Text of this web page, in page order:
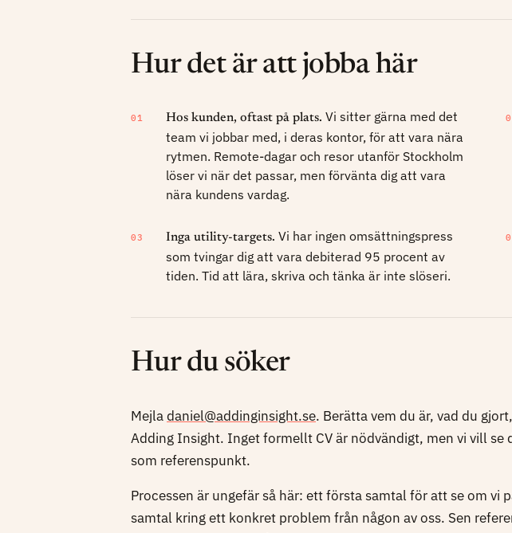
Hur det är att jobba här
01 Hos kunden, oftast på plats. Vi sitter gärna med det
team vi jobbar med, i deras kontor, för att vara nära
rytmen. Remote-dagar och resor utanför Stockholm
löser vi när det passar, men förvänta dig att vara
nära kundens vardag.
03 Inga utility-targets. Vi har ingen omsättningspress
som tvingar dig att vara debiterad 95 procent av
tiden. Tid att lära, skriva och tänka är inte slöseri.
Hur du söker
Mejladaniel@addinginsight.se. Berätta vem du är, vad du
Adding Insight. Inget formellt CV är nödvändigt, men vi vill se
som referenspunkt.
Processen är ungefär så här: ett första samtal för att se om vi
samtal kring ett konkret problem från någon av oss. Sen